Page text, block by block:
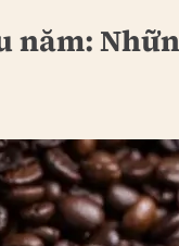
năm: